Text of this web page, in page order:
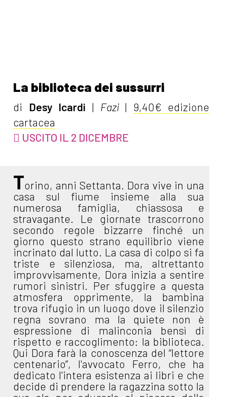
La biblioteca dei sussurri
di Desy Icardi | Fazi| 9,40€ edizione
cartacea
USCITO IL 2 DICEMBRE
Torino, anni Settanta. Dora vive in una
casa sul fiume insieme alla sua
numerosa famiglia, chiassosa e
stravagante. Le giornate trascorrono
secondo regole bizzarre finché un
giorno questo strano equilibrio viene
incrinato dal lutto. La casa di colpo si fa
triste e silenziosa, ma, altrettanto
improvvisamente, Dora inizia a sentire
rumori sinistri. Per sfuggire a questa
atmosfera opprimente, la bambina
trova rifugio in un luogo dove il silenzio
regna sovrano ma la quiete non è
espressione di malinconia bensì di
rispetto e raccoglimento: la biblioteca.
Qui Dora farà la conoscenza del “lettore
centenario”, l'avvocato Ferro, che ha
dedicato l'intera esistenza ai libri e che
decide di prendere la ragazzina sotto la